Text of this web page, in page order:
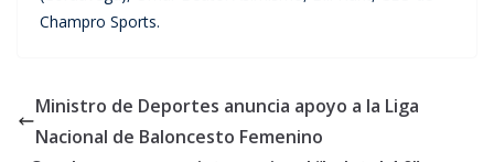
Champro Sports.
Ministro de Deportes anuncia apoyo a la Liga
Nacional de Baloncesto Femenino